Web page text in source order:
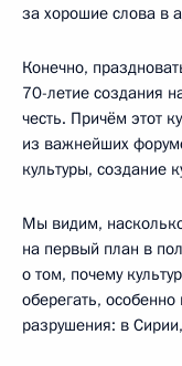
за хорошие слова в
Конечно,
70-летие создания
честь. Причём этот
из важнейших
культуры, создание
Мы видим,
на первый план в
о том, почему
оберегать,
разрушения: в